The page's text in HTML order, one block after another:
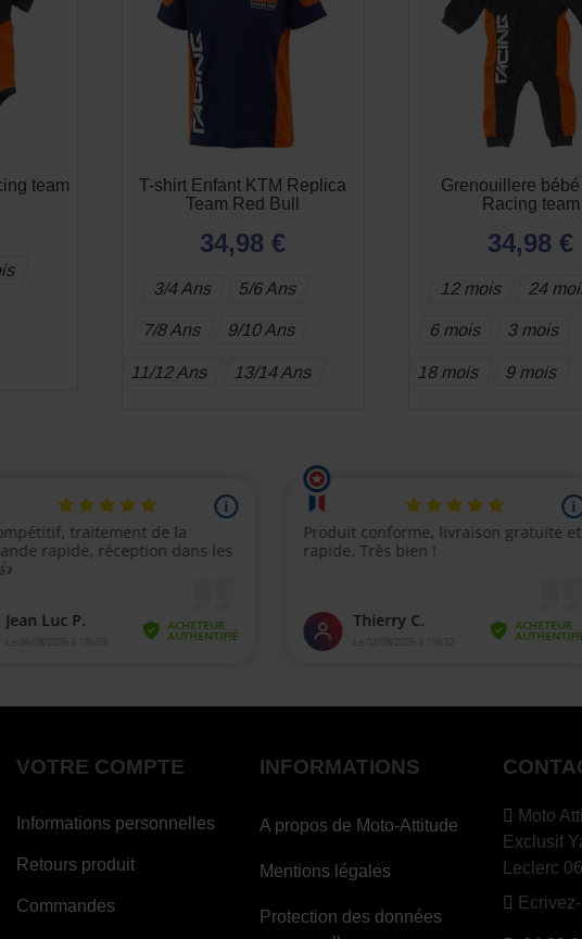
team
T-shirt Enfant KTM Replica
Team Red Bull
34,98 €
3/4 Ans 5/6 Ans
7/8 Ans 9/10 Ans
11/12 Ans 13/14 Ans
Grenouillere bébé
Racing team
34,98 €
12 mois 24
6 mois 3 mois
18 mois 9 mois
VOTRE COMPTE
Informations personnelles
Retours produit
Commandes
INFORMATIONS
A propos de Moto-Attitude
Mentions légales
Protection des données
Moto
Exclusif
Leclerc